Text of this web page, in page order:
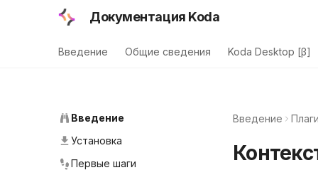
Документация Koda
Введение Общие сведения Koda Desktop [β]
Введение
Установка
Первые шаги
Введение